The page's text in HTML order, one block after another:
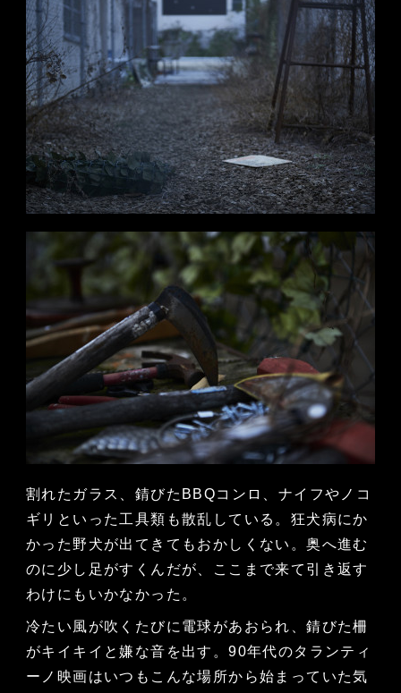
割れたガラス、錆びたBBQコンロ、ナイフやノコ
ギリといった工具類も散乱している。狂犬病にか
かった野犬が出てきてもおかしくない。奥へ進む
のに少し足がすくんだが、ここまで来て引き返す
わけにもいかなかった。
冷たい風が吹くたびに電球があおられ、錆びた柵
がキイキイと嫌な音を出す。90年代のタランティ
ーノ映画はいつもこんな場所から始まっていた気